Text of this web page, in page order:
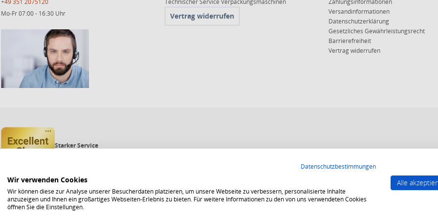
+49 351 2075120
Mo-Fr 07:00 - 16:30 Uhr
Technischer Service Verpackungsmaschinen
Vertrag widerrufen
Zahlungsinformationen
Versandinformationen
Datenschutzerklärung
Gesetzliches Gewährleistungsrecht
Barrierefreiheit
Vertrag widerrufen
Starker Service
Um das Trusted Shops Gütesiegel zu tragen, müssen fortwährend strenge Qualitätsindikatoren erfüllt werden.
Bewährte Sicherheit
Jede Bestellung ist durch den Trusted Shops Käuferschutz abgesichert und es gelten strenge Kriterien zum Schutz persönlicher Daten.
Datenschutzbestimmungen
Wir verwenden Cookies
Wir können diese zur Analyse unserer Besucherdaten platzieren, um unsere Webseite zu verbessern, personalisierte Inhalte
anzuzeigen und Ihnen ein großartiges Webseiten-Erlebnis zu bieten. Für weitere Informationen zu den von uns verwendeten Cookies
öffnen Sie die Einstellungen.
Alle